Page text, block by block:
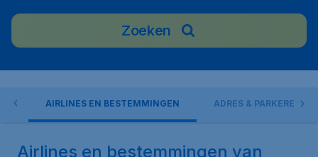
Zoeken
AIRLINES EN BESTEMMINGEN ADRES & PARKEREN
Airlines en bestemmingen van